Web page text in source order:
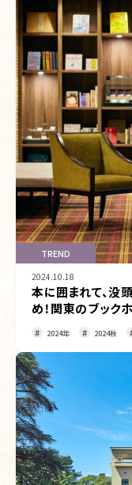
TREND
2024.10.18
本に囲まれて、没
め！関東のブック
2024年 2024秋